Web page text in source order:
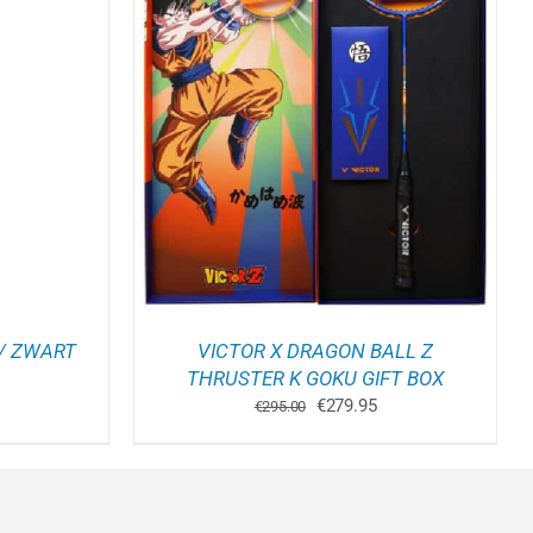
ZWART
VICTOR X DRAGON BALL Z
THRUSTER K GOKU GIFT BOX
€295.00 Oorspronkelijke
€279.95Huidige